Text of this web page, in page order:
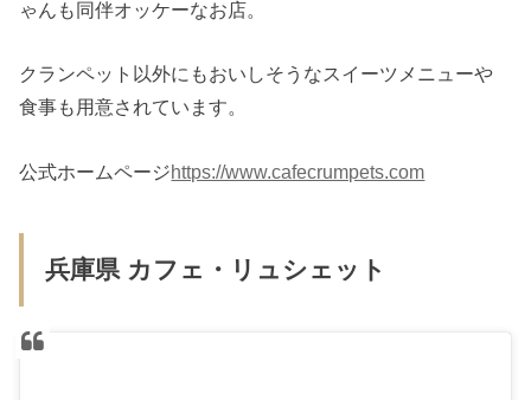
ゃんも同伴オッケーなお店。
クランペット以外にもおいしそうなスイーツメニューや
食事も用意されています。
公式ホームページhttps://www.cafecrumpets.com
兵庫県 カフェ・リュシェット